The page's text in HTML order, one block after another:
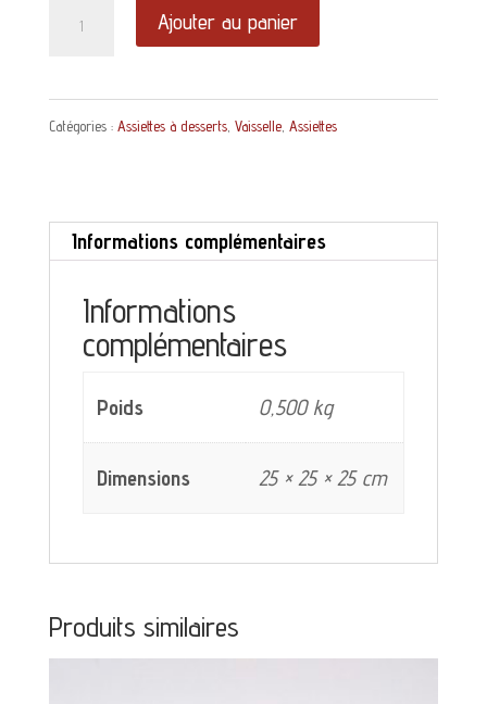
quantité
Assiette
à
Sarreguemines
orangé
Ajouter au panier
Catégories : Assiettes à desserts, Vaisselle, Assiettes
Informations complémentaires
Informations
complémentaires
Poids 0,500 kg
Dimensions 25 × 25 × 25 cm
Produits similaires